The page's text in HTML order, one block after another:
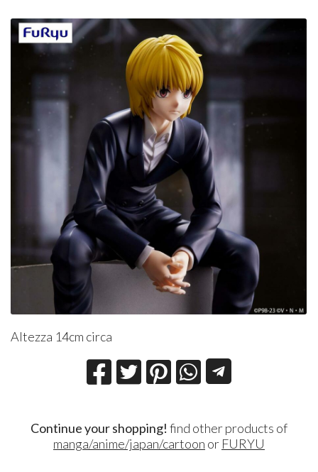
Altezza 14cm circa
Continue your shopping! find other products of
manga/anime/japan/cartoon or FURYU